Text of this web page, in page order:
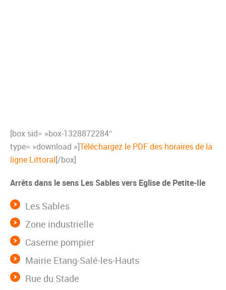
[box sid= »box-1328872284″
type= »download »]Téléchargez le PDF des horaires de la
ligne Littoral[/box]
Arrêts dans le sens Les Sables vers Eglise de Petite-Ile
Les Sables
Zone industrielle
Caserne pompier
Mairie Etang-Salé-les-Hauts
Rue du Stade